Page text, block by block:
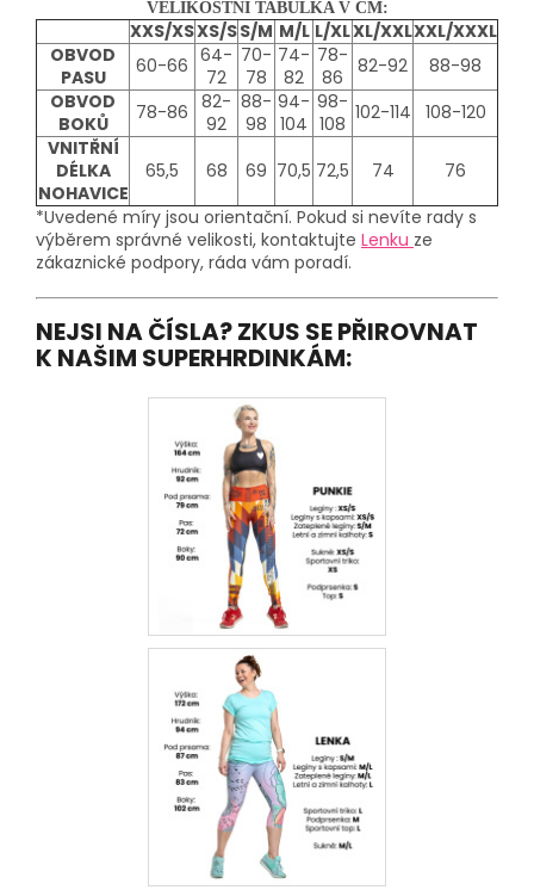
VELIKOSTNÍ TABULKA V CM:
XXS/XSXS/SS/M M/L L/XLXL/XXLXXL/XXXL
OBVOD
PASU
60-66 64-
72
70-
78
74-
82
78-
86
82-92
88-98
OBVOD
BOKŮ
78-86 82-
92
88-
98
94-
104
98-
108 102-114
108-120
VNITŘNÍ
DÉLKA
NOHAVICE
65,5 68 69 70,5 72,5 74
76
*Uvedené míry jsou orientační. Pokud si nevíte rady s
výběrem správné velikosti, kontaktujte Lenku ze
zákaznické podpory, ráda vám poradí.
NEJSI NA ČÍSLA? ZKUS SE PŘIROVNAT
K NAŠIM SUPERHRDINKÁM: